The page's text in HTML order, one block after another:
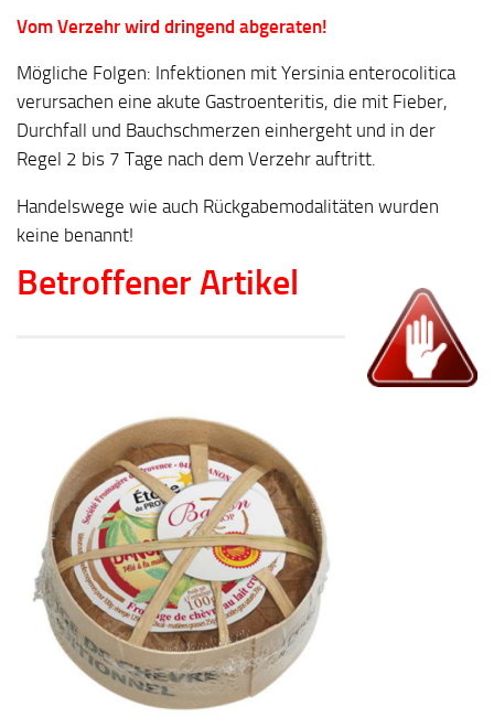
Vom Verzehr wird dringend abgeraten!
Mögliche Folgen: Infektionen mit Yersinia enterocolitica
verursachen eine akute Gastroenteritis, die mit Fieber,
Durchfall und Bauchschmerzen einhergeht und in der
Regel 2 bis 7 Tage nach dem Verzehr auftritt.
Handelswege wie auch Rückgabemodalitäten wurden
keine benannt!
Betroffener Artikel